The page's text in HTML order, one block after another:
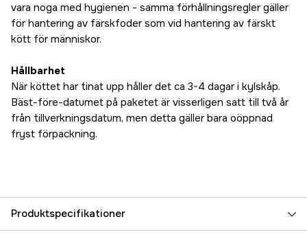
vara noga med hygienen - samma förhållningsregler gäller
för hantering av färskfoder som vid hantering av färskt
kött för människor.
Hållbarhet
När köttet har tinat upp håller det ca 3-4 dagar i kylskåp.
Bäst-före-datumet på paketet är visserligen satt till två år
från tillverkningsdatum, men detta gäller bara oöppnad
fryst förpackning.
Produktspecifikationer